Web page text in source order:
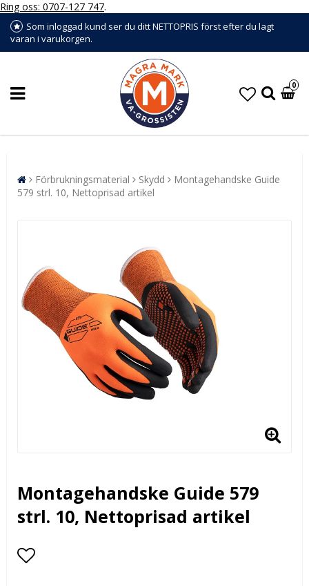
Ring oss: 0707-127 747.
Som inloggad kund ser du ditt NETTOPRIS först efter du lagt
varan i varukorgen.
0
Förbrukningsmaterial Skydd
Montagehandske Guide
579 strl. 10, Nettoprisad artikel
Montagehandske Guide 579
strl. 10, Nettoprisad artikel